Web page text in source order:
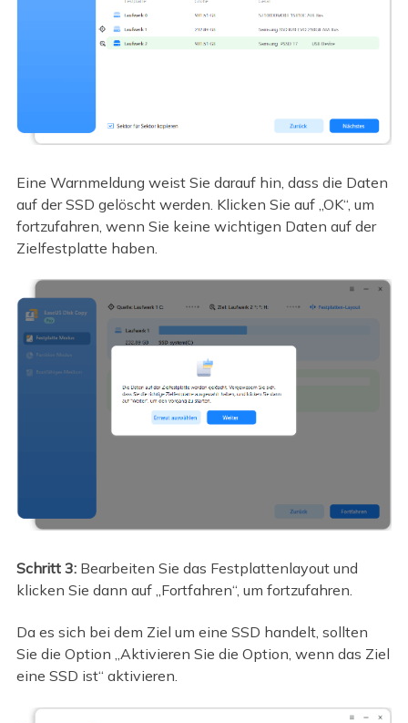
Eine Warnmeldung weist Sie darauf hin, dass die Daten
auf der SSD gelöscht werden. Klicken Sie auf „OK“, um
fortzufahren, wenn Sie keine wichtigen Daten auf der
Zielfestplatte haben.
Schritt 3:Bearbeiten Sie das Festplattenlayout und
klicken Sie dann auf „Fortfahren“, um fortzufahren.
Da es sich bei dem Ziel um eine SSD handelt, sollten
Sie die Option „Aktivieren Sie die Option, wenn das Ziel
eine SSD ist“ aktivieren.